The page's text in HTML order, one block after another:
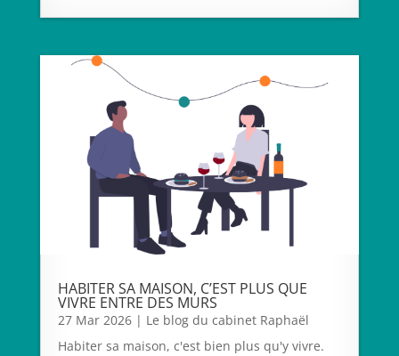
HABITER SA MAISON, C’EST PLUS QUE
VIVRE ENTRE DES MURS
27 Mar 2026| Le blog du cabinet Raphaël
Habiter sa maison, c'est bien plus qu'y vivre.